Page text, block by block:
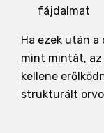
fájdalmat
Ha ezek után
mint mintát, az
kellene
strukturált